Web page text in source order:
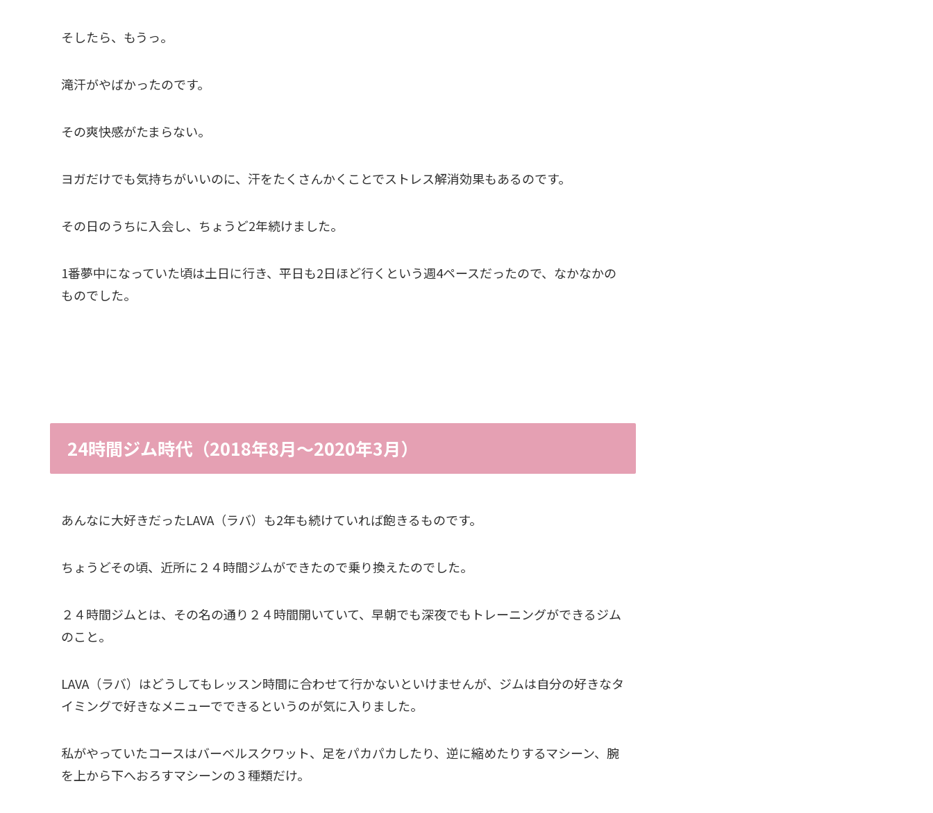
そしたら、もうっ。
滝汗がやばかったのです。
その爽快感がたまらない。
ヨガだけでも気持ちがいいのに、汗をたくさんかくことでストレス解消効果もあるのです。
その日のうちに入会し、ちょうど2年続けました。
1番夢中になっていた頃は土日に行き、平日も2日ほど行くという週4ペースだったので、なかなかの
ものでした。
24時間ジム時代（2018年8月〜2020年3月）
あんなに大好きだったLAVA（ラバ）も2年も続けていれば飽きるものです。
ちょうどその頃、近所に２４時間ジムができたので乗り換えたのでした。
２４時間ジムとは、その名の通り２４時間開いていて、早朝でも深夜でもトレーニングができるジム
のこと。
LAVA（ラバ）はどうしてもレッスン時間に合わせて行かないといけませんが、ジムは自分の好きなタ
イミングで好きなメニューでできるというのが気に入りました。
私がやっていたコースはバーベルスクワット、足をパカパカしたり、逆に縮めたりするマシーン、腕
を上から下へおろすマシーンの３種類だけ。